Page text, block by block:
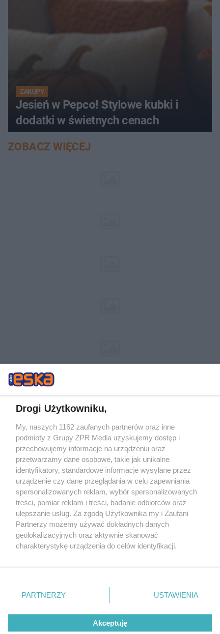
ZAKUPY
Jesień w Pepco! Stylowe kubki i
dodatki w świetnych cenach
ZOBACZ WIĘCEJ
Żaden utwór zamieszczony w serwisie nie może być powielany i
rozpowszechniany lub dalej rozpowszechniany w jakikolwiek sposób (w
tym także elektroniczny lub mechaniczny) na jakimkolwiek polu
eksploatacji w jakiejkolwiek formie, włącznie z umieszczaniem w
Internecie bez pisemnej zgody właściciela praw. Jakiekolwiek użycie lub
wykorzystanie utworów w całości lub w części z naruszeniem prawa,
tzn. bez właściwej zgody, jest zabronione pod groźbą kary i może być
ścigane prawnie.
© 2026 Grupa ZPR Media
Drogi Użytkowniku,
My, naszych 1162 zaufanych partnerów oraz inne
podmioty z Grupy ZPR Media uzyskujemy dostęp i
przechowujemy informacje na urządzeniu oraz
przetwarzamy dane osobowe, takie jak unikalne
identyfikatory, standardowe informacje wysyłane przez
urządzenie czy dane przeglądania w celu zapewniania
spersonalizowanych reklam, wybór spersonalizowanych
treści, pomiar reklam i treści, badanie odbiorców oraz
ulepszanie usług. Za zgodą Użytkownika my i Zaufani
Partnerzy możemy używać dokładnych danych
geolokalizacyjnych oraz aktywnie skanować
charakterystykę urządzenia do celów identyfikacji.
zmienić/wycofać klikając przycisk ustawień prywatności
znajdujący się w lewym dolnym rogu strony
rodzaje przetwarzania danych nie wymagają zgody
użytkownika, ale masz prawo sprzeciwić się takiemu
PARTNERZY USTAWIENIA
Akceptuję